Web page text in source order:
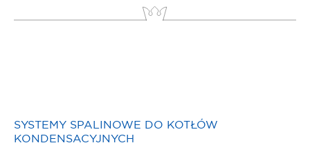
SYSTEMY SPALINOWE DO KOTŁÓW
KONDENSACYJNYCH